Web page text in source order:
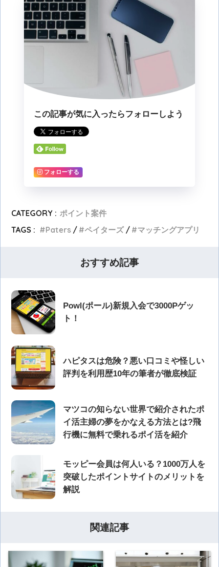
この記事が気に入ったらフォローしよう
フォローする
CATEGORY : ポイント案件
TAGS :
Paters ペイターズ マッチングアプリ
おすすめ記事
Powl(ポール)新規入会で3000Pゲッ
ト！
ハピタスは危険？悪い口コミや怪しい
評判を利用歴10年の筆者が徹底検証
マツコの知らない世界で紹介されたポ
イ活主婦の夢をかなえる方法とは?飛
行機に無料で乗れるポイ活を紹介
モッピー会員は何人いる？1000万人を
突破したポイントサイトのメリットを
解説
関連記事